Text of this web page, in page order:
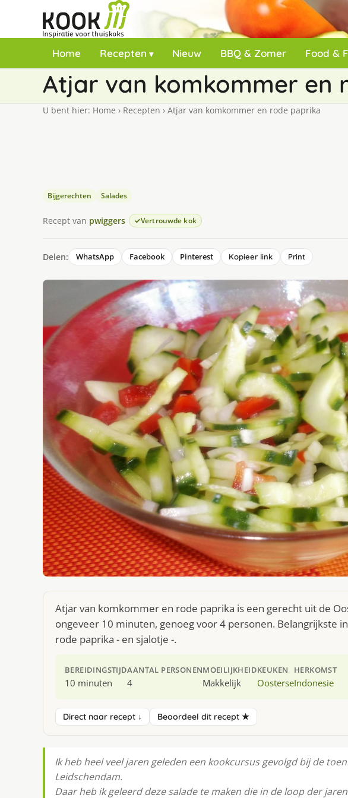
Home Recepten Nieuw BBQ & Zomer Food &
Atjar van komkommer en
U bent hier: Home › Recepten › Atjar van komkommer en rode paprika
Bijgerechten Salades
Recept van pwiggers Vertrouwde kok
Delen: WhatsApp Facebook Pinterest Kopieer link Print
Atjar van komkommer en rode paprika is een gerecht uit de
ongeveer 10 minuten, genoeg voor 4 personen. Belangrijkste
rode paprika - en sjalotje -.
BEREIDINGSTIJD
10 minuten
AANTAL PERSONEN
4
MOEILIJKHEID
Makkelijk
KEUKEN
Oosterse
HERKOMST
Indonesie
Direct naar recept ↓ Beoordeel dit recept ★
Ik heb heel veel jaren geleden een kookcursus gevolgd bij de
Leidschendam.
Daar heb ik geleerd deze salade te maken die in de loop der